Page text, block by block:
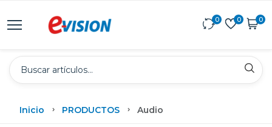
0 0 0
Inicio PRODUCTOS Audio